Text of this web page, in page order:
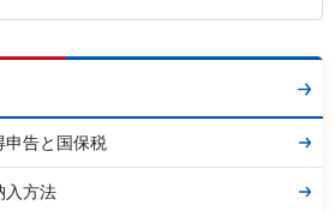
申告と国保税
入方法